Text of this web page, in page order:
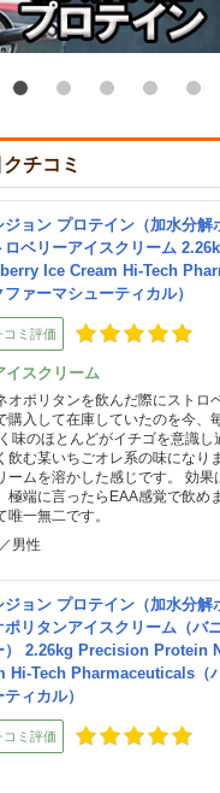
チコミ
ジョン プロテイン（加水分解
ベリーアイスクリーム
Ice Cream Hi-Tech
ファーマシューティカル）
コミ評価
イスクリーム
オポリタンを飲んだ際にストロ
購入して在庫していたのを今、
味のほとんどがイチゴを意識し
飲む某いちごオレ系の味になり
ームを溶かした感じです。 効果
極端に言ったらEAA感覚で飲め
一無二です。
男性
ジョン プロテイン（加水分解
リタンアイスクリーム（バ
） 2.26kg Precision Protein
Hi-Tech Pharmaceuticals（
ィカル）
コミ評価